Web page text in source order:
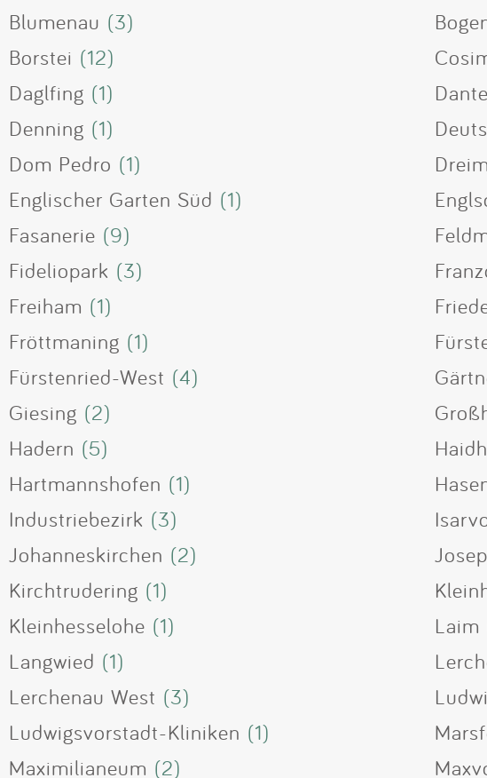
Blumenau (3)
Borstei (12)
Daglfing (1)
Denning (1)
Dom Pedro (1)
Englischer Garten Süd (1)
Fasanerie (9)
Fideliopark (3)
Freiham (1)
Fröttmaning (1)
Fürstenried-West (4)
Giesing (2)
Hadern (5)
Hartmannshofen (1)
Industriebezirk (3)
Johanneskirchen (2)
Kirchtrudering (1)
Kleinhesselohe (1) Laim
Langwied (1)
Lerchenau West (3)
Ludwigsvorstadt-Kliniken (1)
Maximilianeum (2)